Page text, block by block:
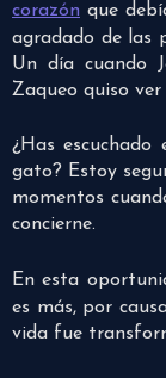
corazón que
agradado de las
Un día cuando
Zaqueo quiso ver
¿Has
gato? Estoy
momentos
concierne.
En esta
es más, por
vida fue